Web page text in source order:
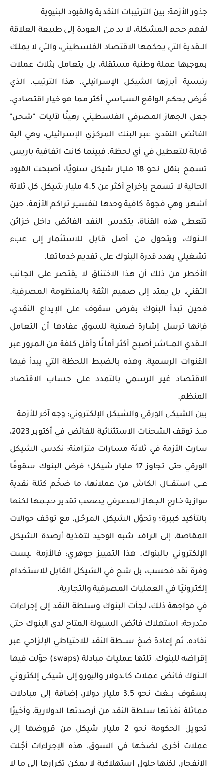
جذور الأزمة: بين الترتيبات النقدية والقيود البنيوية
لفهم حجم المشكلة، لا بد من العودة إلى طبيعة العلاقة
النقدية التي يحكمها الاقتصاد الفلسطيني، والتي لا يملك
بموجبها عملة وطنية مستقلة، بل يتعامل بثلاث عملات
رئيسية أبرزها الشيكل الإسرائيلي. هذا الترتيب، الذي
فُرض بحكم الواقع السياسي أكثر مما هو خيار اقتصادي،
جعل الجهاز المصرفي الفلسطيني رهينًا لآليات "شحن"
الفائض النقدي عبر البنك المركزي الإسرائيلي، وهي آلية
قابلة للتعطيل في أي لحظة. فبينما كانت اتفاقية باريس
تسمح بنقل نحو 18 مليار شيكل سنويًا، أصبحت القيود
الحالية لا تسمح بإخراج أكثر من 4.5 مليار شيكل كل ثلاثة
أشهر، وهي فجوة كافية وحدها لتفسير تراكم الأزمة. حين
تتعطل هذه القناة، يتكدس النقد الفائض داخل خزائن
البنوك، ويتحول من أصل قابل للاستثمار إلى عبء
تشغيلي يهدد قدرة البنوك على تقديم خدماتها.
الأخطر من ذلك أن هذا الاختناق لا يقتصر على الجانب
التقني، بل يمتد إلى صميم الثقة بالمنظومة المصرفية.
فحين تبدأ البنوك بفرض سقوف على الإيداع النقدي،
فإنها ترسل إشارة ضمنية للسوق مفادها أن التعامل
النقدي المباشر أصبح أكثر أمانًا وأقل كلفة من المرور عبر
القنوات الرسمية، وهذه بالضبط اللحظة التي يبدأ فيها
الاقتصاد غير الرسمي بالتمدد على حساب الاقتصاد
المنظم.
بين الشيكل الورقي والشيكل الإلكتروني: وجه آخر للأزمة
منذ توقف الشحنات الاستثنائية للفائض في أكتوبر 2023،
سارت الأزمة في ثلاثة مسارات متزامنة: تكدس الشيكل
الورقي حتى تجاوز 17 مليار شيكل؛ فرض البنوك سقوفًا
على استقبال الكاش من عملائها، ما ضخّم كتلة نقدية
موازية خارج الجهاز المصرفي يصعب تقدير حجمها لكنها
بالتأكيد كبيرة؛ وتحوّل الشيكل المرحّل، مع توقف حوالات
المقاصة، إلى الرافد شبه الوحيد لتغذية أرصدة الشيكل
الإلكتروني بالبنوك. هذا التمييز جوهري: فالأزمة ليست
وفرة نقد فحسب، بل شح في الشيكل القابل للاستخدام
إلكترونيًا في العمليات المصرفية والتجارية.
في مواجهة ذلك، لجأت البنوك وسلطة النقد إلى إجراءات
متدرجة: استهلاك فائض السيولة المتاح لدى البنوك حتى
نفاده، ثم إعادة ضخ سلطة النقد للاحتياطي الإلزامي عبر
إقراضه للبنوك، تلتها عمليات مبادلة (swaps) حوّلت فيها
البنوك فائض عملات كالدولار واليورو إلى شيكل إلكتروني
بسقوف بلغت نحو 3.5 مليار دولار، إضافة إلى مبادلات
مماثلة نفذتها سلطة النقد من أرصدتها الدولارية، وأخيرًا
تحويل الحكومة نحو 2 مليار شيكل من قروضها إلى
عملات أخرى لضخها في السوق. هذه الإجراءات أجّلت
الانفجار، لكنها حلول استهلاكية لا يمكن تكرارها إلى ما لا